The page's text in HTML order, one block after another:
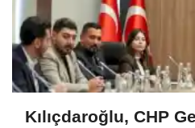
Kılıçdaroğlu, CHP